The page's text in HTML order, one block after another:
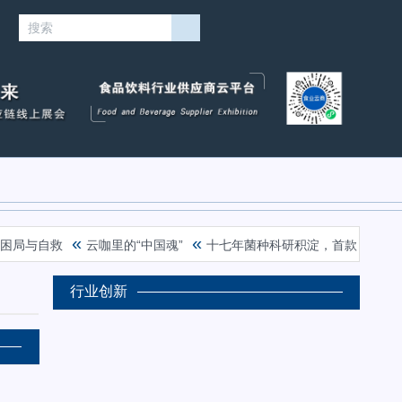
自救 « 云咖里的“中国魂” « 十七年菌种科研积淀，首款常温功能
行业创新